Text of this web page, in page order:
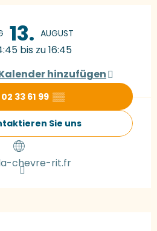
13. AUGUST
bis zu 16:45
hinzufügen
02 33 61 99 ▒▒
Sie uns
chevre-rit.fr